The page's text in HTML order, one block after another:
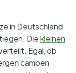
in Deutschland
Diekleinen
Egal, ob
campen